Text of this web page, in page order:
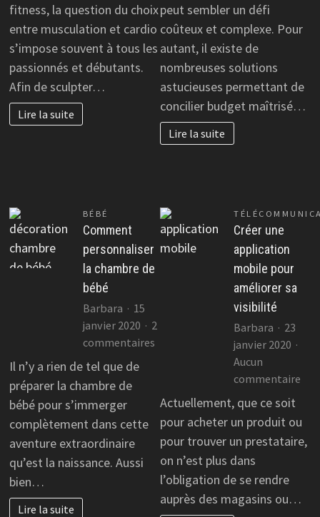
cardio
:
quel
entraînement
choisir
fitness, la question du choix
entre musculation et cardio
s’impose souvent à tous les
passionnés et débutants.
Afin de sculpter…
Lire la suite
de
peut sembler un défi
coûteux et complexe. Pour
autant, il existe de
nombreuses solutions
astucieuses permettant de
concilier budget maîtrisé…
Lire la suite
BÉBÉ
Comment
personnaliser
la chambre de
bébé
Barbara
15
janvier 2020
2
commentairessur
chambre
de
bébé
Il n’y a rien de tel que de
préparer la chambre de
bébé pour s’immerger
complètement dans cette
aventure extraordinaire
qu’est la naissance. Aussi
bien…
Lire la suite
Créer une
application
mobile pour
améliorer sa
visibilité
Barbara
23
janvier 2020
Aucun
commentaire
Actuellement, que ce soit
pour acheter un produit ou
pour trouver un prestataire,
on n’est plus dans
l’obligation de se rendre
auprès des magasins ou…